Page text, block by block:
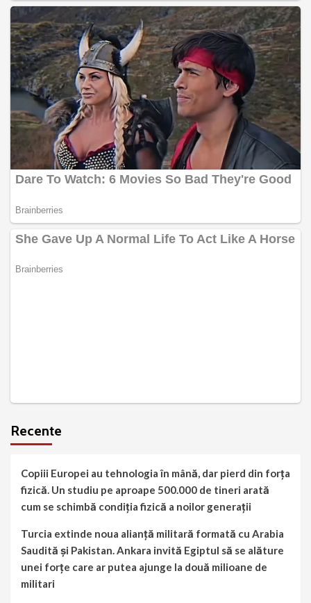
Recente
Copiii Europei au tehnologia în mână, dar pierd din forța
fizică. Un studiu pe aproape 500.000 de tineri arată
cum se schimbă condiția fizică a noilor generații
Turcia extinde noua alianță militară formată cu Arabia
Saudită și Pakistan. Ankara invită Egiptul să se alăture
unei forțe care ar putea ajunge la două milioane de
militari